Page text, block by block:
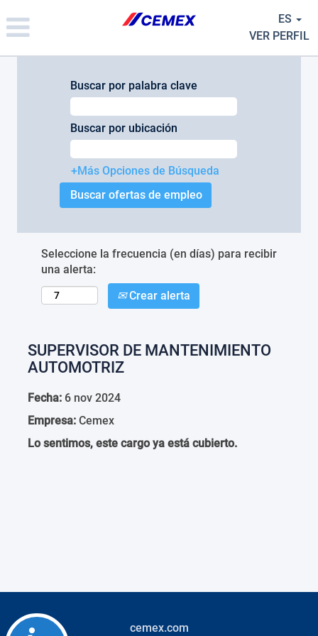
note:
This
ES
VER PERFIL
Buscar por palabra clave
Buscar por ubicación
+Más Opciones de Búsqueda
Seleccione la frecuencia (en días) para recibir
una alerta:
Crear alerta
SUPERVISOR DE MANTENIMIENTO
AUTOMOTRIZ
Fecha: 6 nov 2024
Empresa: Cemex
Lo sentimos, este cargo ya está cubierto.
cemex.com